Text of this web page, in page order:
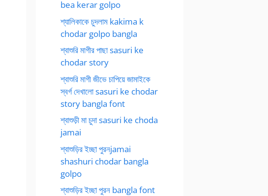
bea kerar golpo
শ্যালিকাকে চুদলাম kakima k
chodar golpo bangla
শ্বাশুরি মাগীর পাছা sasuri ke
chodar story
শ্বাশুরি মাগী জীভে চাপিয়ে জামাইকে
স্বর্গ দেখালো sasuri ke chodar
story bangla font
শ্বাশুড়ী মা চুদা sasuri ke choda
jamai
শ্বাশুড়ির ইচ্ছা পুরনjamai
shashuri chodar bangla
golpo
শ্বাশুড়ির ইচ্ছা পুরন bangla font